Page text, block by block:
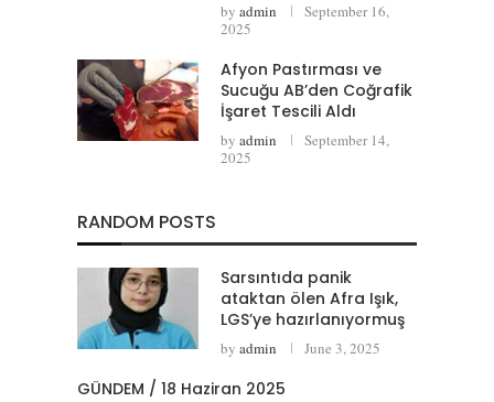
by admin
September 16,
2025
Afyon Pastırması ve
Sucuğu AB’den Coğrafik
İşaret Tescili Aldı
by admin
September 14,
2025
RANDOM POSTS
Sarsıntıda panik
ataktan ölen Afra Işık,
LGS’ye hazırlanıyormuş
by admin June 3, 2025
GÜNDEM / 18 Haziran 2025